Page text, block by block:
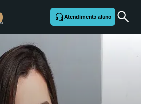
Atendimento aluno